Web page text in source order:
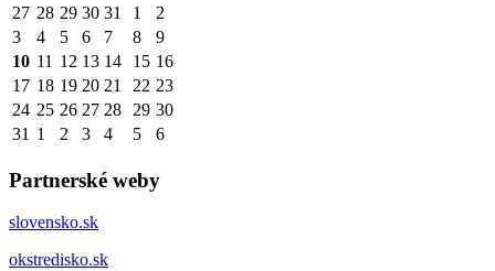
27 28 29 30 31 1
2
3
4 5 6 7 8
9
10 11 12 13 14 15 16
17 18 19 20 21 22 23
24 25 26 27 28 29 30
31 1 2 3 4 5 6
Partnerské weby
slovensko.sk
okstredisko.sk